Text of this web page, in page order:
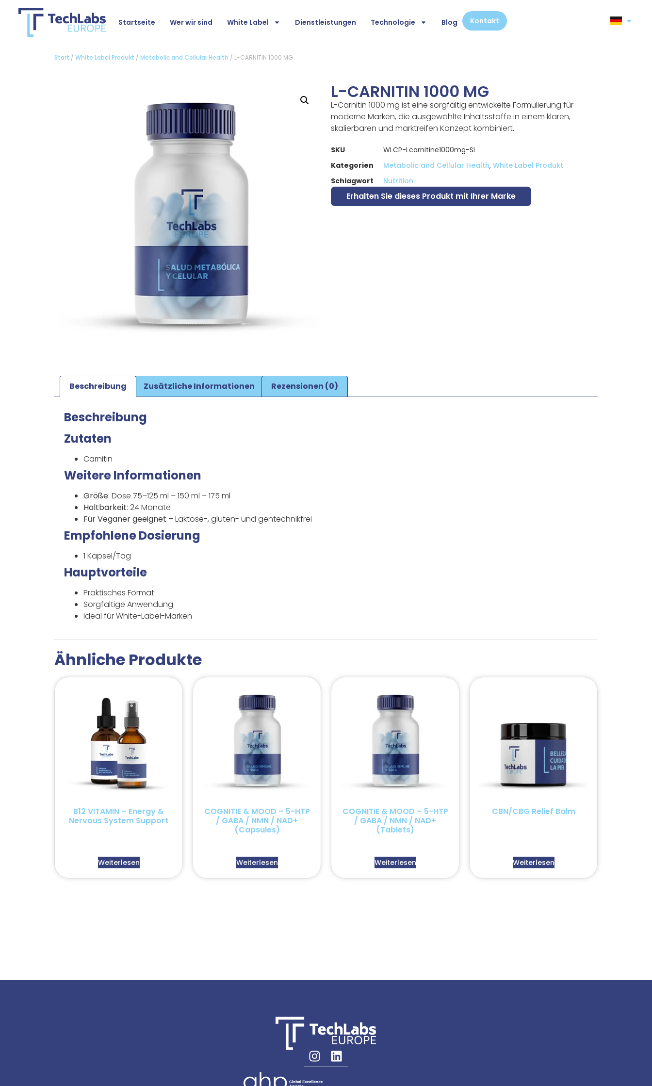
Startseite Wer wir sind White Label Dienstleistungen Technologie Blog Kontakt
Start / White Label Produkt / Metabolic and Cellular Health / L-CARNITIN 1000 MG
L-CARNITIN 1000 MG
L-Carnitin 1000 mg ist eine sorgfältig entwickelte Formulierung für
moderne Marken, die ausgewählte Inhaltsstoffe in einem klaren,
skalierbaren und marktreifen Konzept kombiniert.
SKU
WLCP-Lcarnitine1000mg-SI
Kategorien
Metabolic and Cellular Health, White Label Produkt
Schlagwort
Nutrition
Erhalten Sie dieses Produkt mit Ihrer Marke
Beschreibung Zusätzliche Informationen Rezensionen (0)
Beschreibung
Zutaten
Carnitin
Weitere Informationen
Größe: Dose 75–125 ml – 150 ml – 175 ml
Haltbarkeit: 24 Monate
Für Veganer geeignet – Laktose-, gluten- und gentechnikfrei
Empfohlene Dosierung
1 Kapsel/Tag
Hauptvorteile
Praktisches Format
Sorgfältige Anwendung
Ideal für White-Label-Marken
Ähnliche Produkte
B12 VITAMIN – Energy &
Nervous System Support
Weiterlesen
COGNITIE & MOOD – 5-HTP
/ GABA / NMN / NAD+
(Capsules)
Weiterlesen
COGNITIE & MOOD – 5-HTP
/ GABA / NMN / NAD+
(Tablets)
Weiterlesen
CBN/CBG Relief Balm
Weiterlesen